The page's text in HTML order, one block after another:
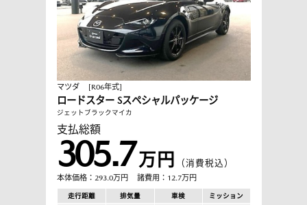
マツダ [R06年式]
ロードスター Sスペシャルパッケージ
ジェットブラックマイカ
支払総額
305.7万円 （消費税込）
本体価格：293.0万円 諸費用：12.7万円
走行距離 排気量 車検 ミッション